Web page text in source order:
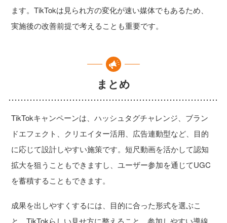
ます。TikTokは見られ方の変化が速い媒体でもあるため、
実施後の改善前提で考えることも重要です。
まとめ
TikTokキャンペーンは、ハッシュタグチャレンジ、ブラン
ドエフェクト、クリエイター活用、広告連動型など、目的
に応じて設計しやすい施策です。短尺動画を活かして認知
拡大を狙うこともできますし、ユーザー参加を通じてUGC
を蓄積することもできます。
成果を出しやすくするには、目的に合った形式を選ぶこ
と、TikTokらしい見せ方に整えること、参加しやすい導線